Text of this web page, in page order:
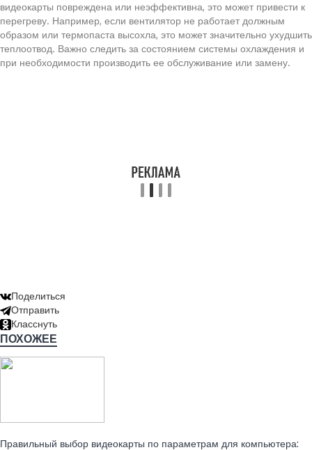
видеокарты повреждена или неэффективна, это может привести к
перегреву. Например, если вентилятор не работает должным
образом или термопаста высохла, это может значительно ухудшить
теплоотвод. Важно следить за состоянием системы охлаждения и
при необходимости производить ее обслуживание или замену.
Поделиться
Отправить
Класснуть
ПОХОЖЕЕ
Правильный выбор видеокарты по параметрам для компьютера: